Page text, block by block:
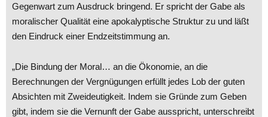
Gegenwart zum Ausdruck bringend. Er spricht der Gabe als
moralischer Qualität eine apokalyptische Struktur zu und läßt
den Eindruck einer Endzeitstimmung an.
„Die Bindung der Moral… an die Ökonomie, an die
Berechnungen der Vergnügungen erfüllt jedes Lob der guten
Absichten mit Zweideutigkeit. Indem sie Gründe zum Geben
gibt, indem sie die Vernunft der Gabe ausspricht, unterschreibt